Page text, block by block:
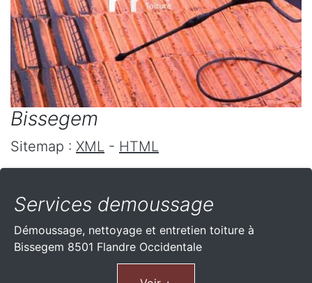
Bissegem
Sitemap : XML - HTML
Services demoussage
Démoussage, nettoyage et entretien toiture à
Bissegem 8501 Flandre Occidentale